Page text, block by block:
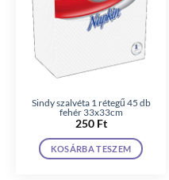
Sindy szalvéta 1 rétegű 45 db
fehér 33x33cm
250 Ft
KOSÁRBA TESZEM